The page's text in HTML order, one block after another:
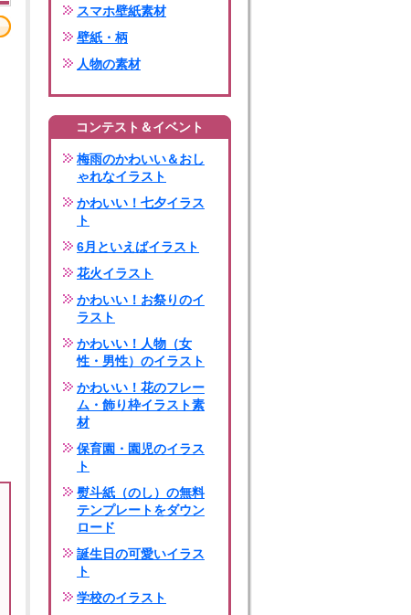
スマホ壁紙素材
壁紙・柄
人物の素材
コンテスト＆イベント
梅雨のかわいい＆おし
ゃれなイラスト
かわいい！七夕イラス
ト
6月といえばイラスト
花火イラスト
かわいい！お祭りのイ
ラスト
かわいい！人物（女
性・男性）のイラスト
かわいい！花のフレー
ム・飾り枠イラスト素
材
保育園・園児のイラス
ト
熨斗紙（のし）の無料
テンプレートをダウン
ロード
誕生日の可愛いイラス
ト
学校のイラスト